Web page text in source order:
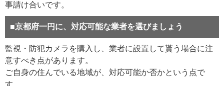
事請け合いです。
■京都府一円に、対応可能な業者を選びましょう
監視・防犯カメラを購入し、業者に設置して貰う場合に注
意すべき点があります。
ご自身の住んでいる地域が、対応可能か否かという点で
す。